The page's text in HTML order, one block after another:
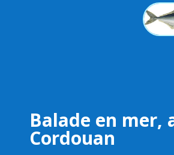
Balade en mer,
Cordouan